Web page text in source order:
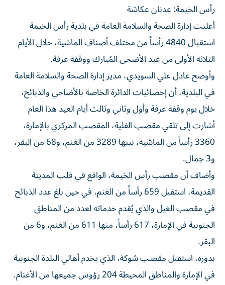
رأس الخيمة: عدنان عكاشة
أعلنت إدارة الصحة والسلامة العامة في بلدية رأس الخيمة
استقبال 4840 رأساً من مختلف أصناف الماشية، خلال الأيام
الثلاثة الأولى من عيد الأضحى المُبارك ووقفة عرفة.
وأوضح عادل علي السويدي، مدير إدارة الصحة والسلامة العامة
في البلدية، أن إحصائيات الدائرة الخاصة بالأضاحي والذبائح،
خلال يوم وقفة عرفة وأول وثاني وثالث أيام العيد هذا العام
أشارت إلى تلقي مقصب الفلية، المقصب المركزي بالإمارة،
3360 رأساً من الماشية، بينها 3289 من الغنم، و68 من البقر،
و3 جمال.
وأضاف أن مقصب رأس الخيمة، الواقع في قلب المدينة
القديمة، استقبل 659 رأساً من الغنم، في حين بلغ عدد الذبائح
في مقصب الغيل والذي يُقدم خدماته لعدد من المناطق
الجنوبية في الإمارة، 617 رأساً، منها 611 من الغنم، و6 من
البقر.
بدوره، استقبل مقصب شوكة، الذي يخدم أهالي البلدة الجنوبية
في الإمارة والمناطق المحيطة 204 رؤوس جميعها من الأغنام.